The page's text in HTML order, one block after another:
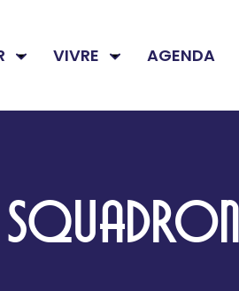
VIVRE AGENDA